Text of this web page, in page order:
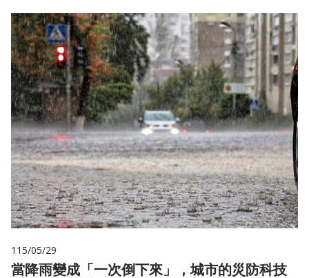
115/05/29
當降雨變成「一次倒下來」，城市的災防科技